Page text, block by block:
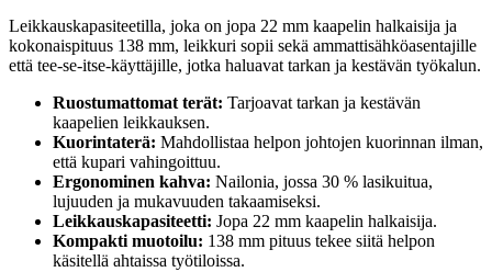
Leikkauskapasiteetilla, joka on jopa 22 mm kaapelin halkaisija ja
kokonaispituus 138 mm, leikkuri sopii sekä ammattisähköasentajille
että tee-se-itse-käyttäjille, jotka haluavat tarkan ja kestävän työkalun.
Ruostumattomat terät: Tarjoavat tarkan ja kestävän
kaapelien leikkauksen.
Kuorintaterä: Mahdollistaa helpon johtojen kuorinnan ilman,
että kupari vahingoittuu.
Ergonominen kahva: Nailonia, jossa 30 % lasikuitua,
lujuuden ja mukavuuden takaamiseksi.
Leikkauskapasiteetti: Jopa 22 mm kaapelin halkaisija.
Kompakti muotoilu: 138 mm pituus tekee siitä helpon
käsitellä ahtaissa työtiloissa.